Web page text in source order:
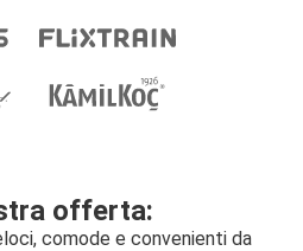
offerta:
comode e convenienti da